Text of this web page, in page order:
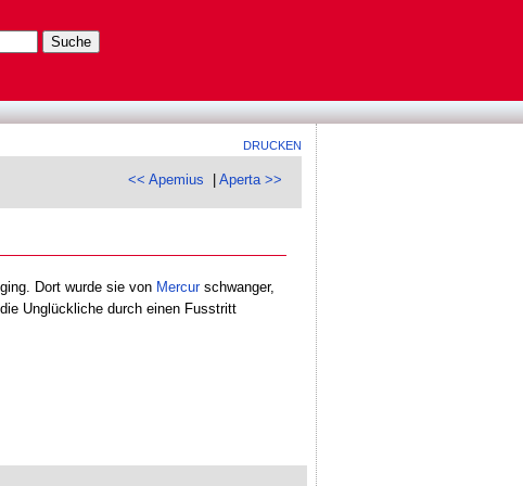
DRUCKEN
<< Apemius |Aperta >>
Dort wurde sie von Mercurschwanger,
Unglückliche durch einen Fusstritt